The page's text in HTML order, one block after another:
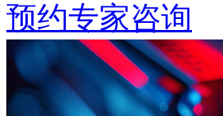
预约专家咨询